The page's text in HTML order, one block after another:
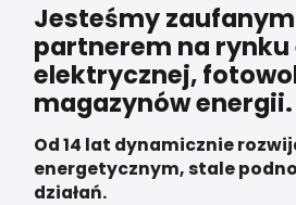
Jesteśmy
partnerem na rynku
elektrycznej,
magazynów energii.
Od 14 lat dynamicznie
energetycznym, stale
działań.